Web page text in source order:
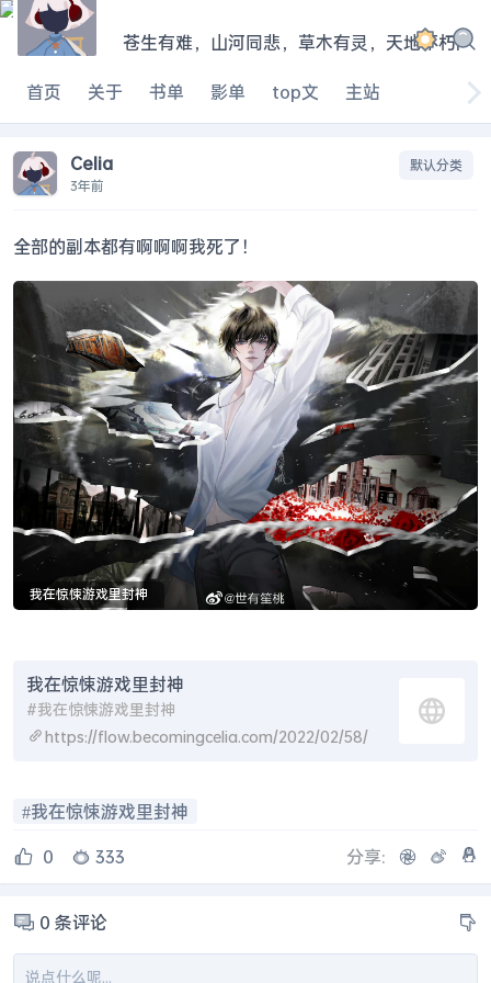
苍生有难，山河同悲，草木有灵，天地不朽|
首页
关于 书单 影单 top文 主站
Celia
3年前
默认分类
全部的副本都有啊啊啊我死了！
我在惊悚游戏里封神
我在惊悚游戏里封神
#我在惊悚游戏里封神
https://flow.becomingcelia.com/2022/02/58/
我在惊悚游戏里封神
0
333 分享:
0 条评论